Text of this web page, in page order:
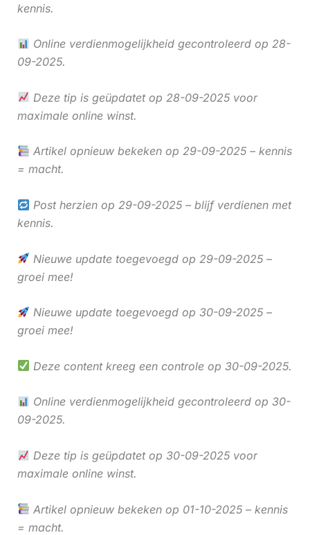
kennis.
Online verdienmogelijkheid gecontroleerd op 28-
09-2025.
Deze tip is geüpdatet op 28-09-2025 voor
maximale online winst.
Artikel opnieuw bekeken op 29-09-2025 – kennis
= macht.
Post herzien op 29-09-2025 – blijf verdienen met
kennis.
Nieuwe update toegevoegd op 29-09-2025 –
groei mee!
Nieuwe update toegevoegd op 30-09-2025 –
groei mee!
Deze content kreeg een controle op 30-09-2025.
Online verdienmogelijkheid gecontroleerd op 30-
09-2025.
Deze tip is geüpdatet op 30-09-2025 voor
maximale online winst.
Artikel opnieuw bekeken op 01-10-2025 – kennis
= macht.